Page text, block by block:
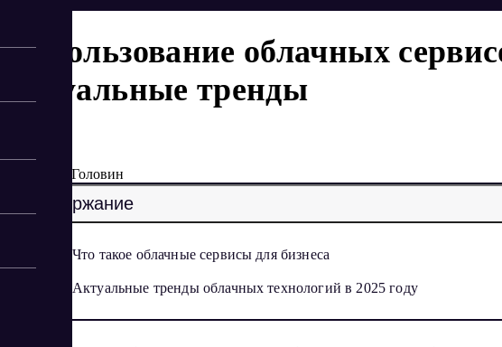
Использование облачных
актуальные тренды
Артур Головин
Содержание
Что такое облачные сервисы для бизнеса
Актуальные тренды облачных технологий в 2025 году